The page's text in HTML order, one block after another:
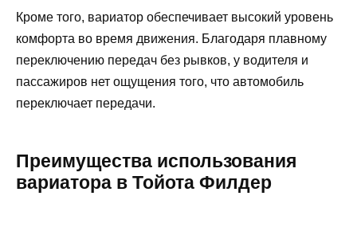
Кроме того, вариатор обеспечивает высокий уровень
комфорта во время движения. Благодаря плавному
переключению передач без рывков, у водителя и
пассажиров нет ощущения того, что автомобиль
переключает передачи.
Преимущества использования
вариатора в Тойота Филдер